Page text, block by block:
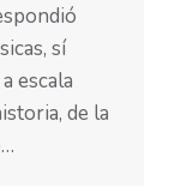
sí
escala
de la